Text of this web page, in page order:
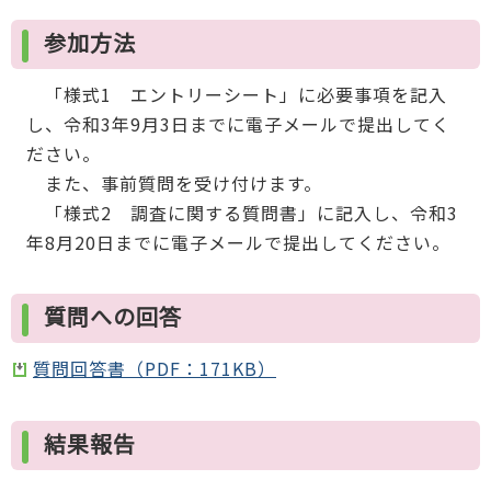
参加方法
「様式1 エントリーシート」に必要事項を記入
し、令和3年9月3日までに電子メールで提出してく
ださい。
また、事前質問を受け付けます。
「様式2 調査に関する質問書」に記入し、令和3
年8月20日までに電子メールで提出してください。
質問への回答
質問回答書（PDF：171KB）
結果報告